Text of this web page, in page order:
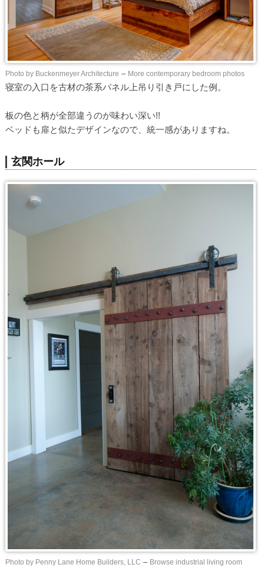
Photo by Buckenmeyer Architecture – More contemporary bedroom photos
寝室の入口を古材の茶系パネル上吊り引き戸にした例。
板の色と柄が全部違うのが味わい深い!!
ベッドも扉と似たデザインなので、統一感がありますね。
玄関ホール
Photo by Penny Lane Home Builders, LLC – Browse industrial living room